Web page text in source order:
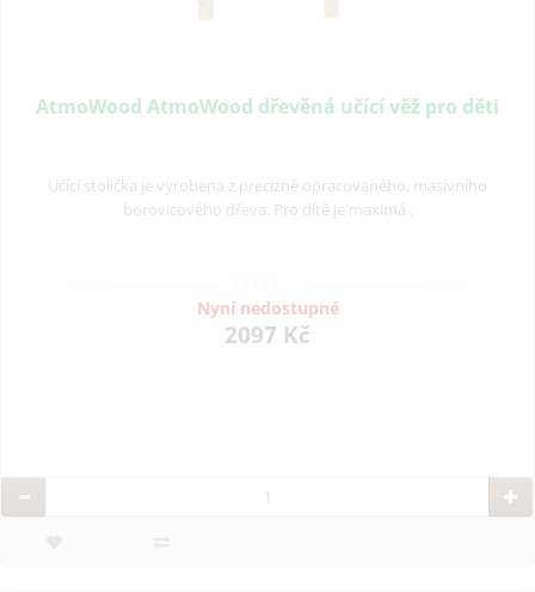
AtmoWood AtmoWood dřevěná učící věž pro děti
Učící stolička je vyrobena z precizně opracovaného, masivního
borovicového dřeva. Pro dítě je maximá..
Nyní nedostupné
2097 Kč